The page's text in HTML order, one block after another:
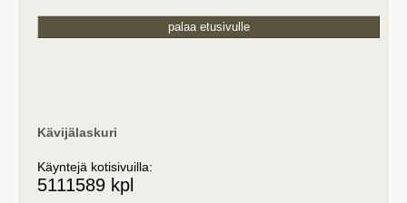
palaa etusivulle
Kävijälaskuri
Käyntejä kotisivuilla:
5111589 kpl